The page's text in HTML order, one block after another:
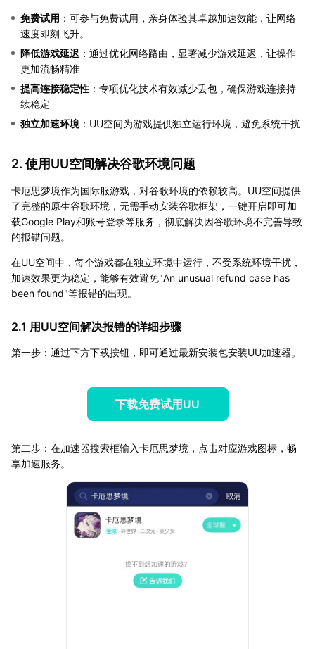
免费试用 ：可参与免费试用，亲身体验其卓越加速效能，让网络
速度即刻飞升。
降低游戏延迟 ：通过优化网络路由，显著减少游戏延迟，让操作
更加流畅精准
提高连接稳定性 ：专项优化技术有效减少丢包，确保游戏连接持
续稳定
独立加速环境：UU空间为游戏提供独立运行环境，避免系统干扰
2. 使用UU空间解决谷歌环境问题
卡厄思梦境作为国际服游戏，对谷歌环境的依赖较高。UU空间提供
了完整的原生谷歌环境，无需手动安装谷歌框架，一键开启即可加
载Google Play和账号登录等服务，彻底解决因谷歌环境不完善导致
的报错问题。
在UU空间中，每个游戏都在独立环境中运行，不受系统环境干扰，
加速效果更为稳定，能够有效避免"An unusual refund case has
been found"等报错的出现。
2.1 用UU空间解决报错的详细步骤
第一步：通过下方下载按钮，即可通过最新安装包安装UU加速器。
下载免费试用UU
第二步：在加速器搜索框输入卡厄思梦境，点击对应游戏图标，畅
享加速服务。